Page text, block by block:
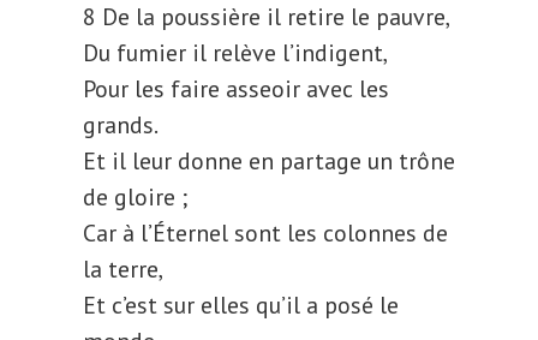
8 De la poussière il retire le pauvre,
Du fumier il relève l’indigent,
Pour les faire asseoir avec les
grands.
Et il leur donne en partage un trône
de gloire ;
Car à l’Éternel sont les colonnes de
la terre,
Et c’est sur elles qu’il a posé le